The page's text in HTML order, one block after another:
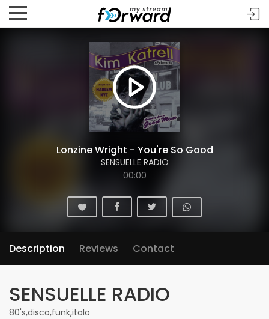
Lonzine Wright - You're So Good
SENSUELLE RADIO
00:00
Description Reviews Contact
SENSUELLE RADIO
80's,disco,funk,italo